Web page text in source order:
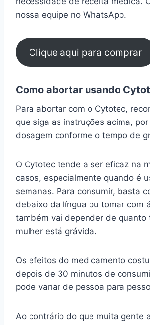
nossa equipe no WhatsApp.
Clique aqui para comprar
Como abortar usando
Para abortar com o Cytotec,
que siga as instruções acima,
dosagem conforme o tempo de
O Cytotec tende a ser eficaz na
casos, especialmente quando é
semanas. Para consumir, basta
debaixo da língua ou tomar com
também vai depender de quanto
mulher está grávida.
Os efeitos do medicamento
depois de 30 minutos de
pode variar de pessoa para
Ao contrário do que muita gente